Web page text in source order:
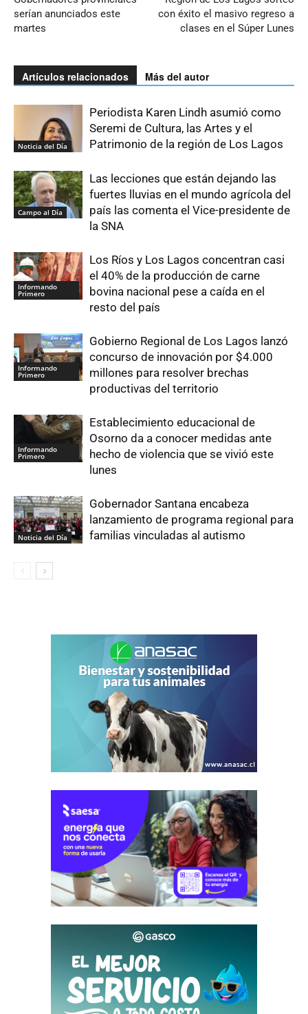
serían anunciados este
martes
con éxito el masivo regreso a
clases en el Súper Lunes
Artículos relacionados Más del autor
Noticia del Día
Periodista Karen Lindh asumió como
Seremi de Cultura, las Artes y el
Patrimonio de la región de Los Lagos
Campo al Día
Las lecciones que están dejando las
fuertes lluvias en el mundo agrícola del
país las comenta el Vice-presidente de
la SNA
Informando
Primero
Los Ríos y Los Lagos concentran casi
el 40% de la producción de carne
bovina nacional pese a caída en el
resto del país
Informando
Primero
Gobierno Regional de Los Lagos lanzó
concurso de innovación por $4.000
millones para resolver brechas
productivas del territorio
Informando
Primero
Establecimiento educacional de
Osorno da a conocer medidas ante
hecho de violencia que se vivió este
lunes
Noticia del Día
Gobernador Santana encabeza
lanzamiento de programa regional para
familias vinculadas al autismo